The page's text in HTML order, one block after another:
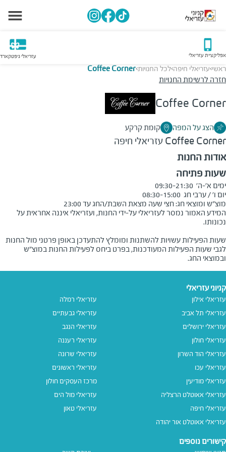
אפליקציית עזריאלי עזריאלי גיפטקארד
ראשי>עזריאלי חיפה>לכל החנויות>
Coffee Corner
חזרה לרשימת החנויות
Coffee Corner
הצג על המפה קומת קרקע
Coffee Corner עזריאלי חיפה
אודות החנות
שעות פתיחה
מוצ"ש ומוצאי חג: חצי שעה מצאת השבת/החג עד 23:00
המידע האמור נמסר לעזריאלי על-ידי החנות, ועזריאלי איננה אחראית על
שעות הפעילות עשויות להשתנות ומומלץ להתעדכן באופן פרטני מול החנות
לגבי שעות הפעילות המעודכנות, בפרט ביחס לפעילות החנות במוצ"ש
ובמוצאי החג.
קניוני עזריאלי
עזריאלי אילון
עזריאלי תל אביב
עזריאלי ירושלים
עזריאלי חולון
עזריאלי הוד השרון
עזריאלי עכו
עזריאלי מודיעין
עזריאלי אאוטלט הרצליה
עזריאלי חיפה
עזריאלי אאוטלט אור יהודה
עזריאלי רמלה
עזריאלי גבעתיים
עזריאלי הנגב
עזריאלי רעננה
עזריאלי שרונה
עזריאלי ראשונים
מרכז העסקים חולון
עזריאלי מול הים
עזריאלי טאון
קישורים נוספים